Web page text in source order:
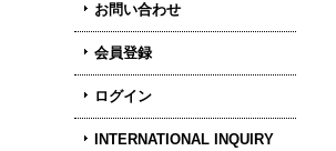
お問い合わせ
会員登録
ログイン
INTERNATIONAL INQUIRY